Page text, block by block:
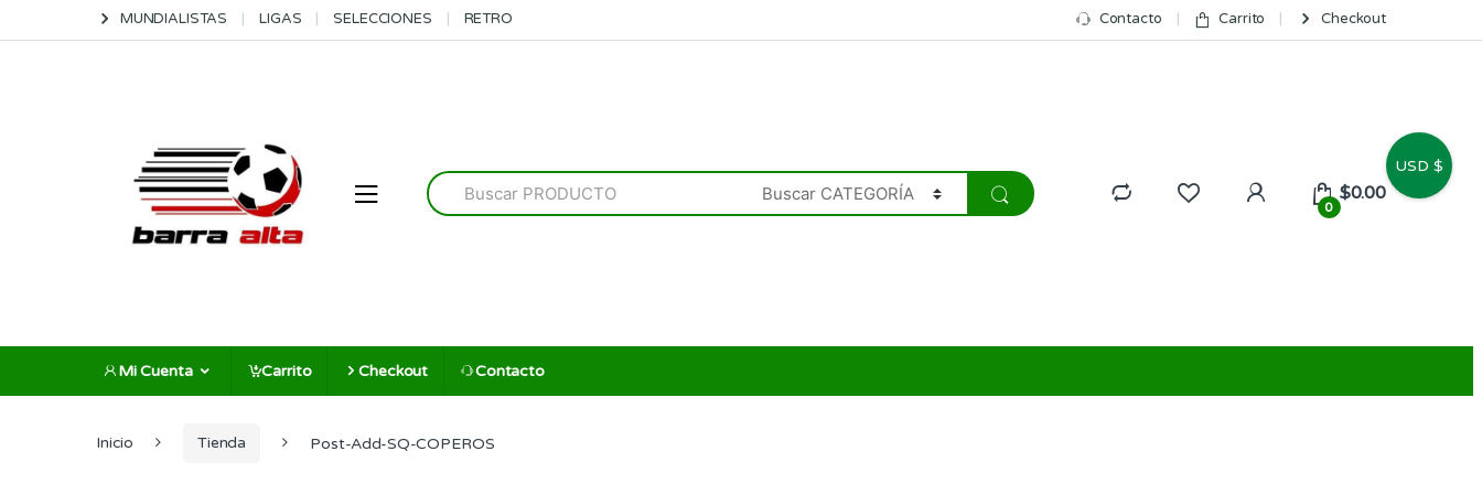
to
to
MUNDIALISTAS LIGAS SELECCIONES RETRO Contacto Carrito Checkout
Search
for:
0
$0.00
Mi Cuenta Carrito Checkout Contacto
Inicio Tienda Post-Add-SQ-COPEROS
USD $